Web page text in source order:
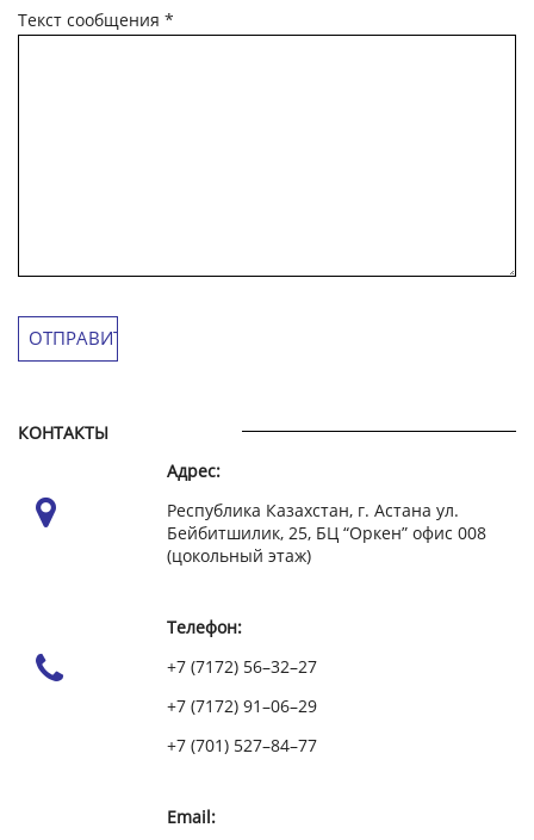
Текст сообщения *
КОНТАКТЫ
Адрес:
Республика Казахстан, г. Астана ул.
Бейбитшилик, 25, БЦ “Оркен” офис 008
(цокольный этаж)
Телефон:
+7 (7172) 56–32–27
+7 (7172) 91–06–29
+7 (701) 527–84–77
Email: